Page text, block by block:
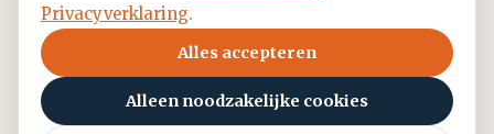
© Verbouwsnel B.V.— Aannemer Den Haag &
omstreken.
Privacyverklaring.
Alles accepteren
Alleen noodzakelijke cookies